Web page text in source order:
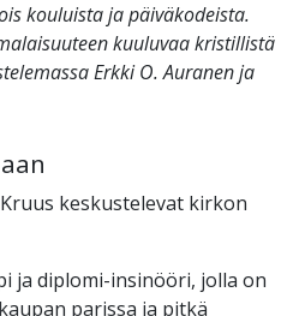
kouluista ja päiväkodeista.
kuuluvaa kristillistä
Erkki O. Auranen ja
keskustelevat kirkon
ja diplomi-insinööri, jolla on
parissa ja pitkä